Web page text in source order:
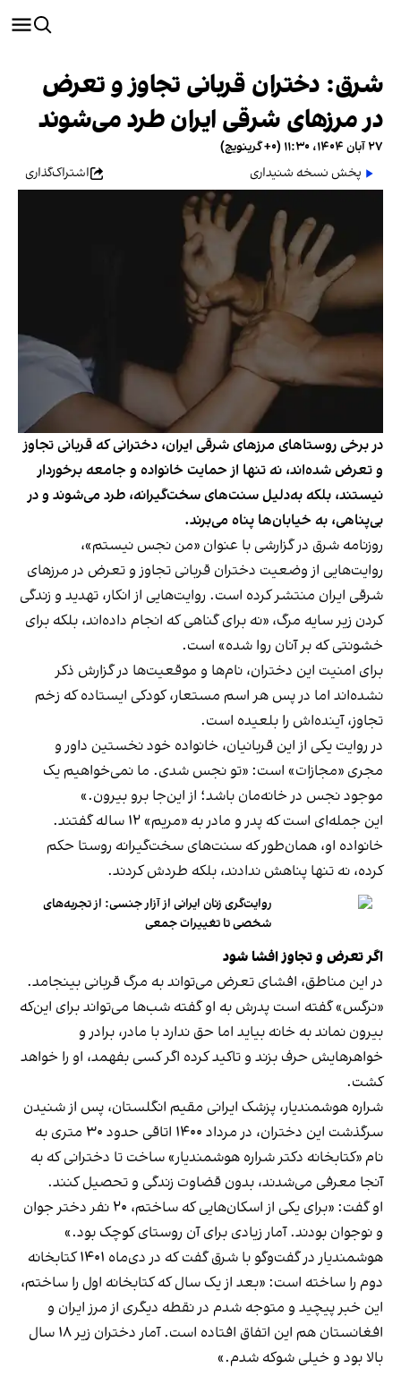
شرق: دختران قربانی تجاوز و تعرض
در مرزهای شرقی ایران طرد می‌شوند
۲۷ آبان ۱۴۰۴، ۱۱:۳۰ (‎+۰ گرینویچ)
پخش نسخه شنیداری
اشتراک‌گذاری
در برخی روستاهای مرزهای شرقی ایران، دخترانی که قربانی تجاوز
و تعرض شده‌اند، نه‌ تنها از حمایت خانواده و جامعه برخوردار
نیستند، بلکه به‌دلیل سنت‌های سخت‌گیرانه، طرد می‌شوند و در
بی‌پناهی، به خیابان‌ها پناه می‌برند.
روزنامه شرق در گزارشی با عنوان «من نجس نیستم»،
روایت‌هایی از وضعیت دختران قربانی تجاوز و تعرض در مرزهای
شرقی ایران منتشر کرده است. روایت‌هایی از انکار، تهدید و زندگی
کردن زیر سایه مرگ، «نه برای گناهی که انجام داده‌اند، بلکه برای
خشونتی که بر آنان روا شده» است.
برای امنیت این دختران، نام‌ها و موقعیت‌ها در گزارش ذکر
نشده‌اند اما در پس هر اسم مستعار، کودکی ایستاده که زخم
تجاوز، آینده‌اش را بلعیده است.
در روایت یکی از این قربانیان، خانواده خود نخستین داور و
مجری «مجازات» است: «تو نجس شدی. ما نمی‌خواهیم یک
موجود نجس در خانه‌مان باشد؛ از این‌جا برو بیرون.»
این جمله‌ای است که پدر و مادر به «مریم» ۱۲ ساله گفتند.
خانواده‌ او، همان‌طور که سنت‌های سخت‌گیرانه روستا حکم
کرده، نه‌ تنها پناهش ندادند، بلکه طردش کردند.
روایت‌گری زنان ایرانی از آزار جنسی: از تجربه‌های
شخصی تا تغییرات جمعی
اگر تعرض و تجاوز افشا شود
در این مناطق، افشای تعرض می‌تواند به مرگ قربانی بینجامد.
«نرگس» گفته است پدرش به او گفته شب‌ها می‌تواند برای این‌که
بیرون نماند به خانه بیاید اما حق ندارد با مادر، برادر و
خواهرهایش حرف بزند و تاکید کرده اگر کسی بفهمد، او را خواهد
کشت.
شراره هوشمندیار، پزشک ایرانی مقیم انگلستان، پس از شنیدن
سرگذشت این دختران، در مرداد ۱۴۰۰ اتاقی حدود ۳۰ متری به
نام «کتابخانه دکتر شراره هوشمندیار» ساخت تا دخترانی که به
آنجا معرفی می‌شدند، بدون قضاوت زندگی و تحصیل کنند.
او گفت: «برای یکی از اسکان‌هایی که ساختم، ۲۰ نفر دختر جوان
و نوجوان بودند. آمار زیادی برای آن روستای کوچک بود.»
هوشمندیار در گفت‌وگو با شرق گفت که در دی‌ماه ۱۴۰۱ کتابخانه
دوم را ساخته است: «بعد از یک سال که کتابخانه اول را ساختم،
این خبر پیچید و متوجه شدم در نقطه دیگری از مرز ایران و
افغانستان هم این اتفاق افتاده است. آمار دختران زیر ۱۸ سال
بالا بود و خیلی شوکه شدم.»